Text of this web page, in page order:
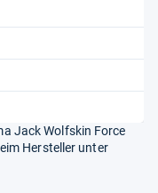
Jack Wolfskin Force
Hersteller unter